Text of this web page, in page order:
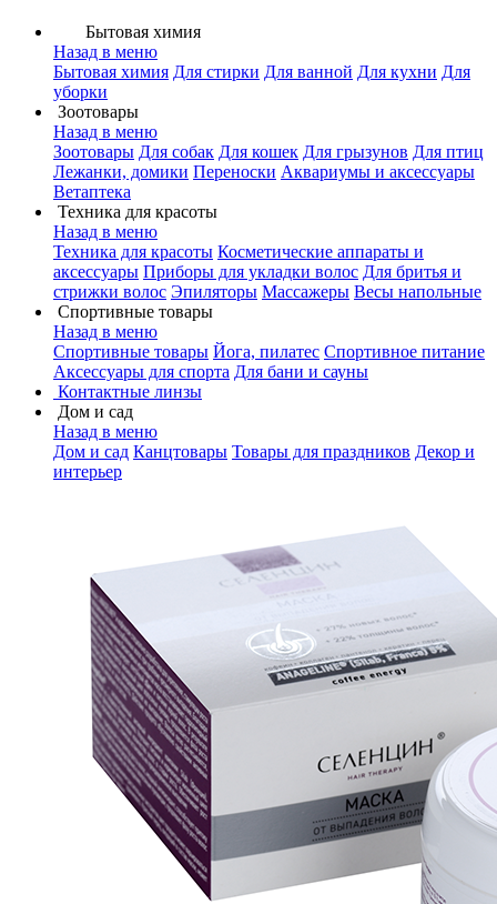
Бытовая химия
Назад в меню
Бытовая химия Для стирки Для ванной Для кухни Для
уборки
Зоотовары
Назад в меню
Зоотовары Для собак Для кошек Для грызунов Для птиц
Лежанки, домики Переноски Аквариумы и аксессуары
Ветаптека
Техника для красоты
Назад в меню
Техника для красоты Косметические аппараты и
аксессуары Приборы для укладки волос Для бритья и
стрижки волос Эпиляторы Массажеры Весы напольные
Спортивные товары
Назад в меню
Спортивные товары Йога, пилатес Спортивное питание
Аксессуары для спорта Для бани и сауны
Контактные линзы
Дом и сад
Назад в меню
Дом и сад Канцтовары Товары для праздников Декор и
интерьер